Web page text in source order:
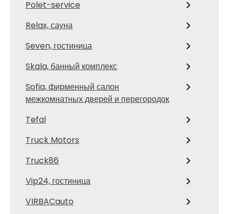
Polet-service
Relax, сауна
Seven, гостиница
Skala, банный комплекс
Sofia, фирменный салон
межкомнатных дверей и перегородок
Tefal
Truck Motors
Truck86
Vip24, гостиница
VIRBACauto